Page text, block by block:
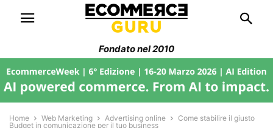
Fondato nel 2010
Home Web Marketing Advertising online
Come stabilire il giusto
Budget in comunicazione per il tuo business